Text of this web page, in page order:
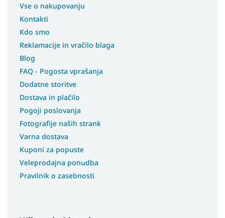
Vse o nakupovanju
Kontakti
Kdo smo
Reklamacije in vračilo blaga
Blog
FAQ - Pogosta vprašanja
Dodatne storitve
Dostava in plačilo
Pogoji poslovanja
Fotografije naših strank
Varna dostava
Kuponi za popuste
Veleprodajna ponudba
Pravilnik o zasebnosti